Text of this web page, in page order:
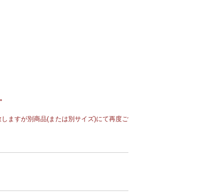
ますが別商品(または別サイズ)にて再度ご